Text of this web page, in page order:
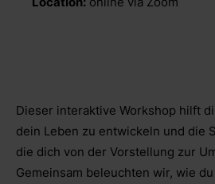
Dieser interaktive Workshop hilft
dein Leben zu entwickeln und die
die dich von der Vorstellung zur
Gemeinsam beleuchten wir, wie